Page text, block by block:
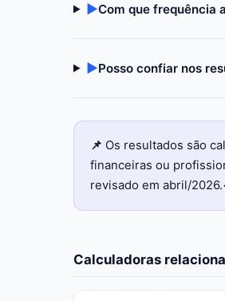
▶Com que frequência
▶Posso confiar nos
📌 Os resultados são
financeiras ou
revisado em abril/
Calculadoras